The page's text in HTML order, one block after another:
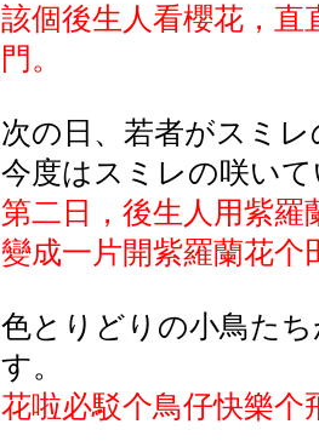
該個後生人看櫻花，直
門。
次の日、若者がスミ
今度はスミレの咲い
第二日，後生人用紫羅
變成一片開紫羅蘭花个
色とりどりの小鳥た
す。
花啦必駁个鳥仔快樂个